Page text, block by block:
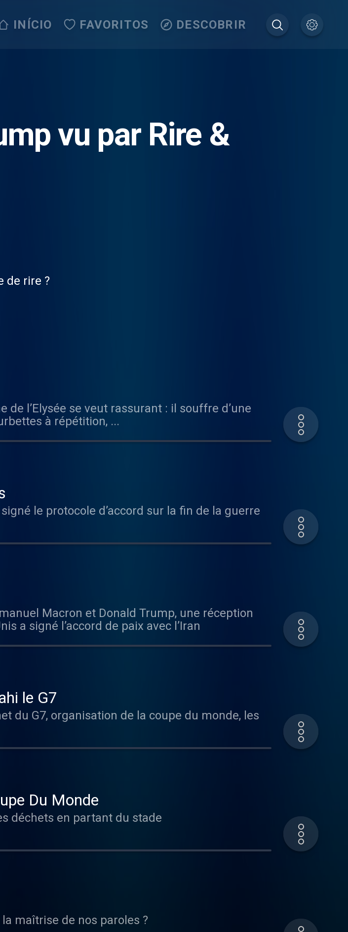
INÍCIO FAVORITOS DESCOBRIR
vu par Rire &
de rire ?
l’Elysée se veut rassurant : il souffre d’une
à répétition, ...
le protocole d’accord sur la fin de la guerre
Macron et Donald Trump, une réception
a signé l’accord de paix avec l’Iran
le G7
du G7, organisation de la coupe du monde, les
Du Monde
déchets en partant du stade
maîtrise de nos paroles ?